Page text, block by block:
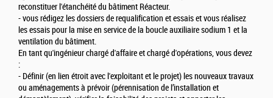
reconstituer l'étanchéité du bâtiment Réacteur.
- vous rédigez les dossiers de requalification et essais et vous réalisez
les essais pour la mise en service de la boucle auxiliaire sodium 1 et la
ventilation du bâtiment.
En tant qu'ingénieur chargé d'affaire et chargé d'opérations, vous devez
:
- Définir (en lien étroit avec l'exploitant et le projet) les nouveaux travaux
ou aménagements à prévoir (pérennisation de l’installation et